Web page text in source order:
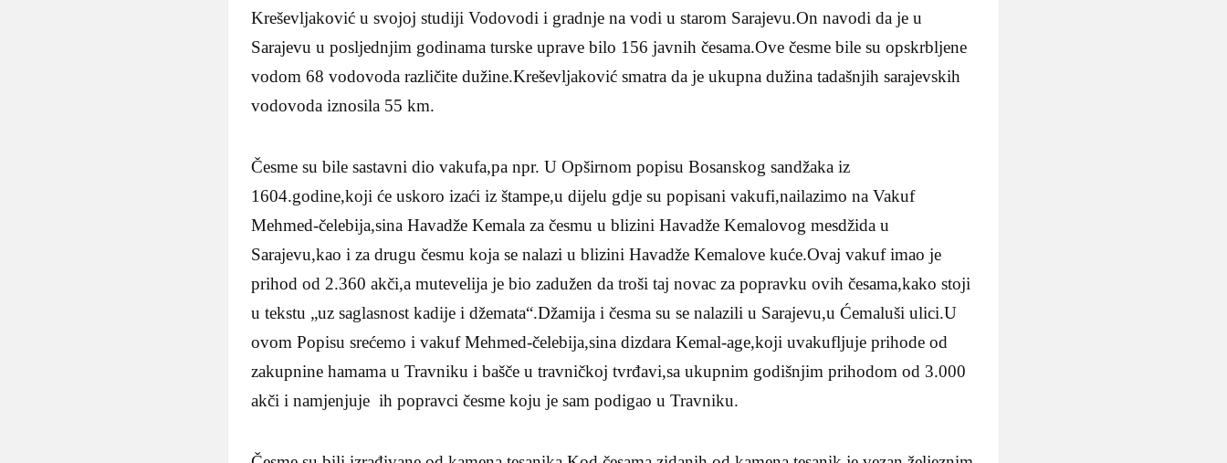
Kreševljaković u svojoj studiji Vodovodi i gradnje na vodi u starom Sarajevu.On navodi da je u
Sarajevu u posljednjim godinama turske uprave bilo 156 javnih česama.Ove česme bile su opskrbljene
vodom 68 vodovoda različite dužine.Kreševljaković smatra da je ukupna dužina tadašnjih sarajevskih
vodovoda iznosila 55 km.
Česme su bile sastavni dio vakufa,pa npr. U Opširnom popisu Bosanskog sandžaka iz
1604.godine,koji će uskoro izaći iz štampe,u dijelu gdje su popisani vakufi,nailazimo na Vakuf
Mehmed-čelebija,sina Havadže Kemala za česmu u blizini Havadže Kemalovog mesdžida u
Sarajevu,kao i za drugu česmu koja se nalazi u blizini Havadže Kemalove kuće.Ovaj vakuf imao je
prihod od 2.360 akči,a mutevelija je bio zadužen da troši taj novac za popravku ovih česama,kako stoji
u tekstu „uz saglasnost kadije i džemata“.Džamija i česma su se nalazili u Sarajevu,u Ćemaluši ulici.U
ovom Popisu srećemo i vakuf Mehmed-čelebija,sina dizdara Kemal-age,koji uvakufljuje prihode od
zakupnine hamama u Travniku i bašče u travničkoj tvrđavi,sa ukupnim godišnjim prihodom od 3.000
akči i namjenjuje ih popravci česme koju je sam podigao u Travniku.